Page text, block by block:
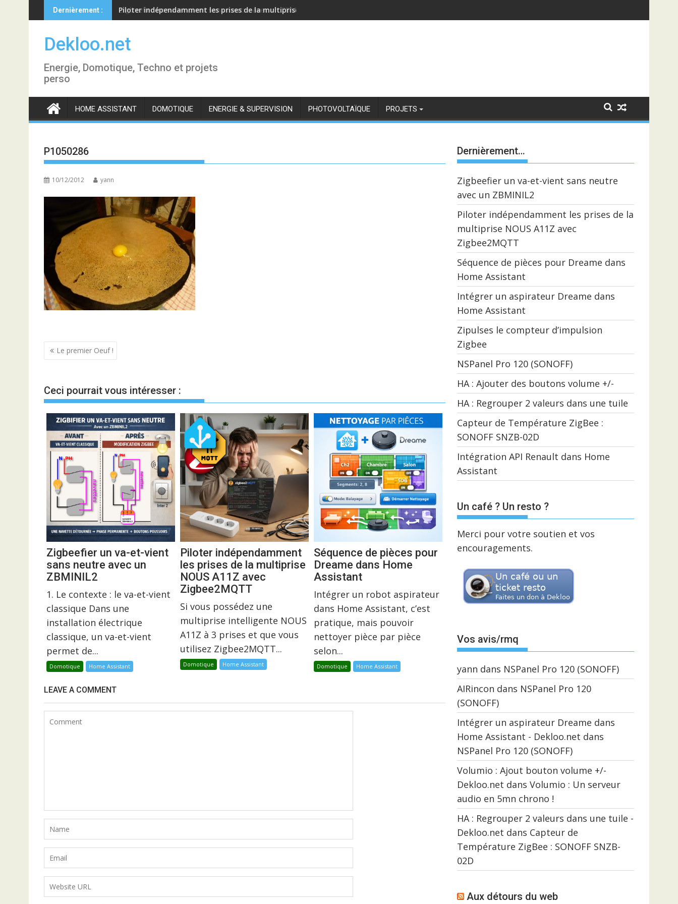
to
content
Dernièrement : Piloter indépendamment les prises de la multiprise NOUS A11Z avec Zigbee2MQTT
Dekloo.net
Energie, Domotique, Techno et projets
perso
HOME ASSISTANT DOMOTIQUE ENERGIE & SUPERVISION PHOTOVOLTAÏQUE PROJETS
P1050286
10/12/2012 yann
Navigation
l’article
Le premier Oeuf !
Ceci pourrait vous intéresser :
Zigbeefier un va-et-vient
sans neutre avec un
ZBMINIL2
1. Le contexte : le va-et-vient
classique Dans une
installation électrique
classique, un va-et-vient
permet de...
Domotique Home Assistant
Piloter indépendamment
les prises de la multiprise
NOUS A11Z avec
Zigbee2MQTT
Si vous possédez une
multiprise intelligente NOUS
A11Z à 3 prises et que vous
utilisez Zigbee2MQTT...
Domotique Home Assistant
Séquence de pièces pour
Dreame dans Home
Assistant
Intégrer un robot aspirateur
dans Home Assistant, c’est
pratique, mais pouvoir
nettoyer pièce par pièce
selon...
Domotique Home Assistant
LEAVE A COMMENT
Dernièrement…
Zigbeefier un va-et-vient sans neutre
avec un ZBMINIL2
Piloter indépendamment les prises de la
multiprise NOUS A11Z avec
Zigbee2MQTT
Séquence de pièces pour Dreame dans
Home Assistant
Intégrer un aspirateur Dreame dans
Home Assistant
Zipulses le compteur d’impulsion
Zigbee
NSPanel Pro 120 (SONOFF)
HA : Ajouter des boutons volume +/-
HA : Regrouper 2 valeurs dans une tuile
Capteur de Température ZigBee :
SONOFF SNZB-02D
Intégration API Renault dans Home
Assistant
Un café ? Un resto ?
Merci pour votre soutien et vos
encouragements.
Vos avis/rmq
yann dans NSPanel Pro 120 (SONOFF)
AIRincon dans NSPanel Pro 120
(SONOFF)
Intégrer un aspirateur Dreame dans
Home Assistant - Dekloo.net dans
NSPanel Pro 120 (SONOFF)
Volumio : Ajout bouton volume +/-
Dekloo.net dans Volumio : Un serveur
audio en 5mn chrono !
HA : Regrouper 2 valeurs dans une tuile -
Dekloo.net dans Capteur de
Température ZigBee : SONOFF SNZB-
02D
Aux détours du web